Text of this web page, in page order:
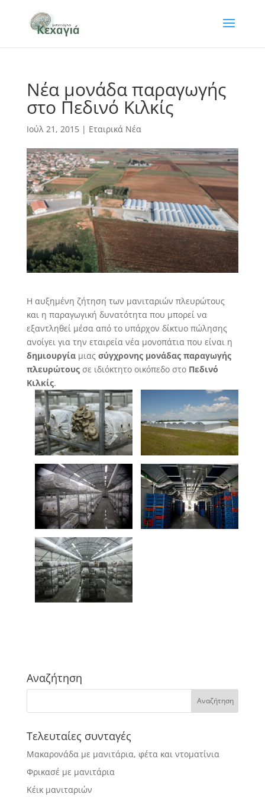
Νέα μονάδα παραγωγής
στο Πεδινό Κιλκίς
Ιούλ 21, 2015| Εταιρικά Νέα
Η αυξημένη ζήτηση των μανιταριών πλευρώτους
και η παραγωγική δυνατότητα που μπορεί να
εξαντληθεί μέσα από το υπάρχον δίκτυο πώλησης
ανοίγει για την εταιρεία νέα μονοπάτια που είναι η
δημιουργίαμιας σύγχρονης μονάδας παραγωγής
πλευρώτουςσε ιδιόκτητο οικόπεδο στο Πεδινό
Κιλκίς.
Αναζήτηση
Τελευταίες συνταγές
Μακαρονάδα με μανιτάρια, φέτα και ντοματίνια
Φρικασέ με μανιτάρια
Κέικ μανιταριών